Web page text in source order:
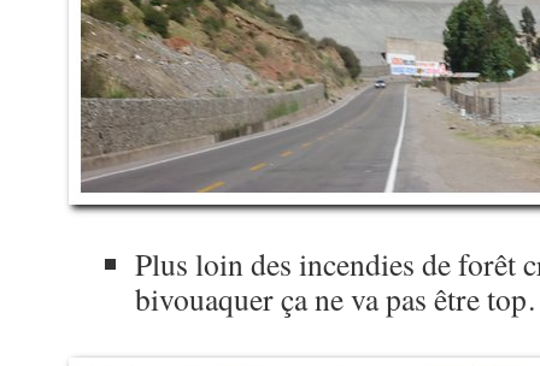
Plus loin des incendies de forêt
bivouaquer ça ne va pas être